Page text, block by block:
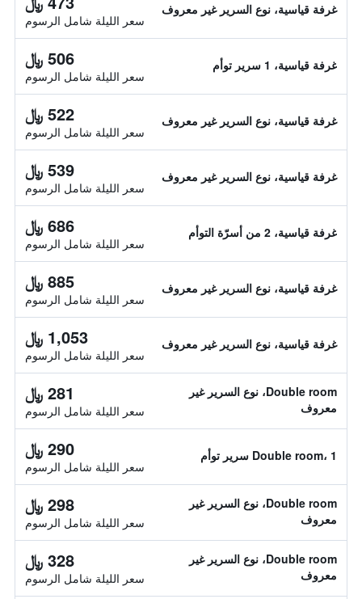
غرفة قياسية، نوع السرير غير معروف
سعر الليلة شامل الرسوم
غرفة قياسية، 1 سرير توأم 506 ﷼
سعر الليلة شامل الرسوم
غرفة قياسية، نوع السرير غير معروف 522 ﷼
سعر الليلة شامل الرسوم
غرفة قياسية، نوع السرير غير معروف 539 ﷼
سعر الليلة شامل الرسوم
غرفة قياسية، 2 من أسرّة التوأم 686 ﷼
سعر الليلة شامل الرسوم
غرفة قياسية، نوع السرير غير معروف 885 ﷼
سعر الليلة شامل الرسوم
غرفة قياسية، نوع السرير غير معروف 1,053 ﷼
سعر الليلة شامل الرسوم
Double room، نوع السرير غير
معروف
281 ﷼
سعر الليلة شامل الرسوم
Double room، 1 سرير توأم 290 ﷼
سعر الليلة شامل الرسوم
Double room، نوع السرير غير
معروف
298 ﷼
سعر الليلة شامل الرسوم
Double room، نوع السرير غير
معروف
328 ﷼
سعر الليلة شامل الرسوم